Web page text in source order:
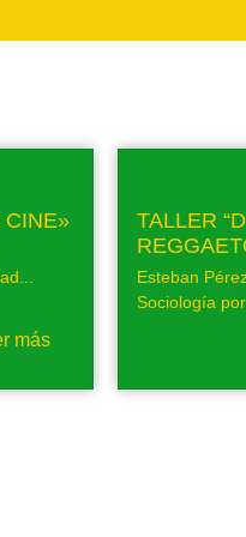
CINE»
más
TALLER
Esteban
Sociología por